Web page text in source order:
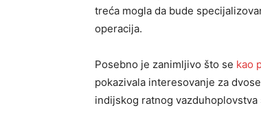
treća mogla da bude
operacija.
Posebno je zanimljivo što se kao
pokazivala interesovanje za
indijskog ratnog